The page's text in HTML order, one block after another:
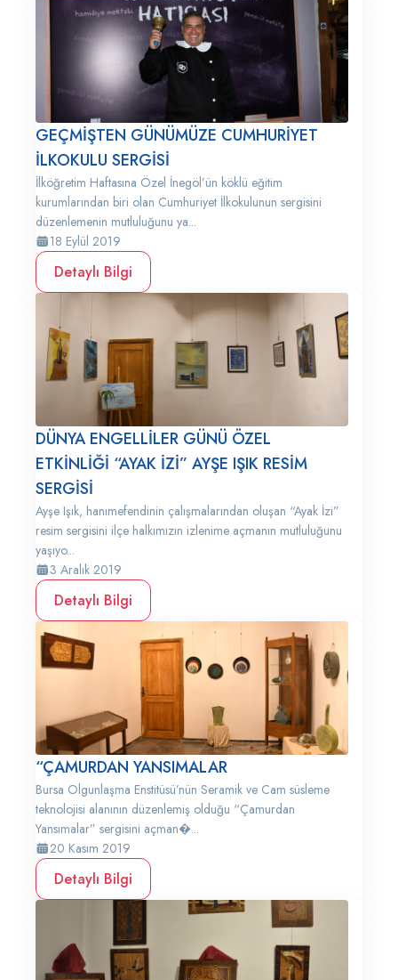
GEÇMİŞTEN GÜNÜMÜZE CUMHURİYET
İLKOKULU SERGİSİ
İlköğretim Haftasına Özel İnegöl’ün köklü eğitim
kurumlarından biri olan Cumhuriyet İlkokulunun sergisini
düzenlemenin mutluluğunu ya...
18 Eylül 2019
Detaylı Bilgi
DÜNYA ENGELLİLER GÜNÜ ÖZEL
ETKİNLİĞİ “AYAK İZİ” AYŞE IŞIK RESİM
SERGİSİ
Ayşe Işık, hanımefendinin çalışmalarından oluşan “Ayak İzi”
resim sergisini ilçe halkımızın izlenime açmanın mutluluğunu
yaşıyo...
3 Aralık 2019
Detaylı Bilgi
“ÇAMURDAN YANSIMALAR
Bursa Olgunlaşma Enstitüsü’nün Seramik ve Cam süsleme
teknolojisi alanının düzenlemiş olduğu “Çamurdan
Yansımalar” sergisini açman�...
20 Kasım 2019
Detaylı Bilgi